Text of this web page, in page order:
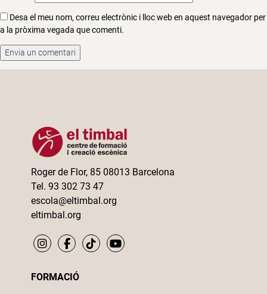
Desa el meu nom, correu electrònic i lloc web en aquest navegador per
a la pròxima vegada que comenti.
Roger de Flor, 85 08013 Barcelona
Tel. 93 302 73 47
escola@eltimbal.org
eltimbal.org
FORMACIÓ